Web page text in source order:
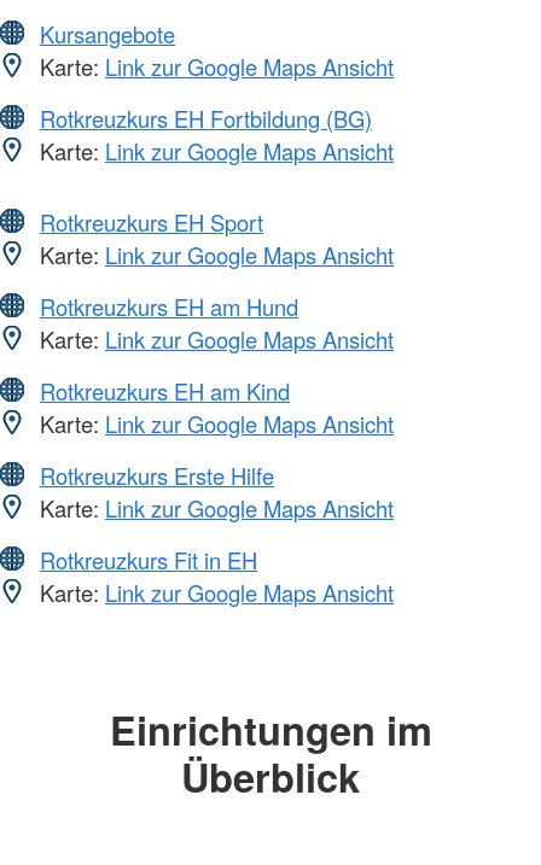
Kursangebote
Karte: Link zur Google Maps Ansicht
Rotkreuzkurs EH Fortbildung (BG)
Karte: Link zur Google Maps Ansicht
Rotkreuzkurs EH Sport
Karte: Link zur Google Maps Ansicht
Rotkreuzkurs EH am Hund
Karte: Link zur Google Maps Ansicht
Rotkreuzkurs EH am Kind
Karte: Link zur Google Maps Ansicht
Rotkreuzkurs Erste Hilfe
Karte: Link zur Google Maps Ansicht
Rotkreuzkurs Fit in EH
Karte: Link zur Google Maps Ansicht
Einrichtungen im
Überblick